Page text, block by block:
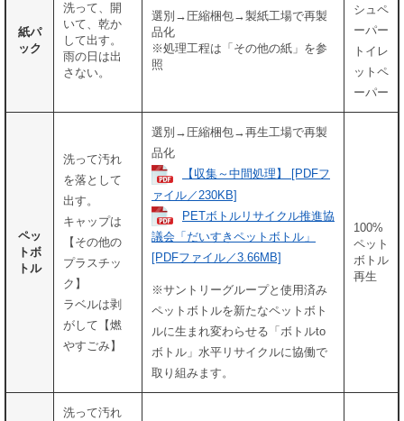
紙パ
ック
洗って、開
いて、乾か
して出す。
雨の日は出
さない。
選別→圧縮梱包→製紙工場で再製
品化
※処理工程は「その他の紙」を参
照
シュペ
ーパー
トイレ
ットペ
ーパー
ペッ
トボ
トル
洗って汚れ
を落として
出す。
キャップは
【その他の
プラスチッ
ク】
ラベルは剥
がして【燃
やすごみ】
選別→圧縮梱包→再生工場で再製
品化
【収集～中間処理】 [PDFフ
ァイル／230KB]
PETボトルリサイクル推進協
議会「だいすきペットボトル」
[PDFファイル／3.66MB]
※サントリーグループと使用済み
ペットボトルを新たなペットボト
ルに生まれ変わらせる「ボトルto
ボトル」水平リサイクルに協働で
取り組みます。
100%
ペット
ボトル
再生
洗って汚れ